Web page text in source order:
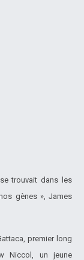
trouvait dans les
gènes », James
premier long
Niccol, un jeune